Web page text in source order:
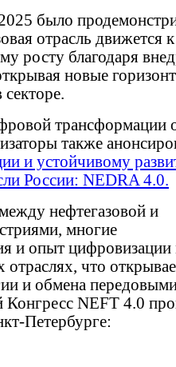
было
отрасль движется к
росту благодаря
новые
трансформации
также
и устойчивому
России: NEDRA 4.0.
нефтегазовой и
многие
и опыт цифровизации
что
и обмена
NEFT 4.0
Петербурге: